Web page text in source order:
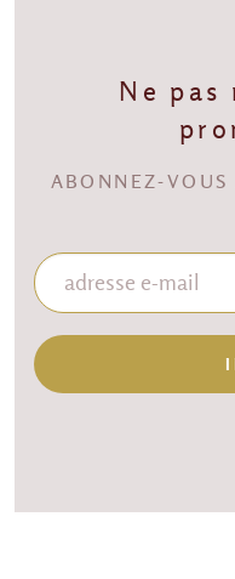
Ne pas
ABONNEZ-VOUS